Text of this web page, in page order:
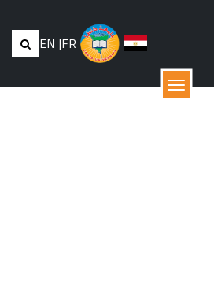
EN |FR
القائمة